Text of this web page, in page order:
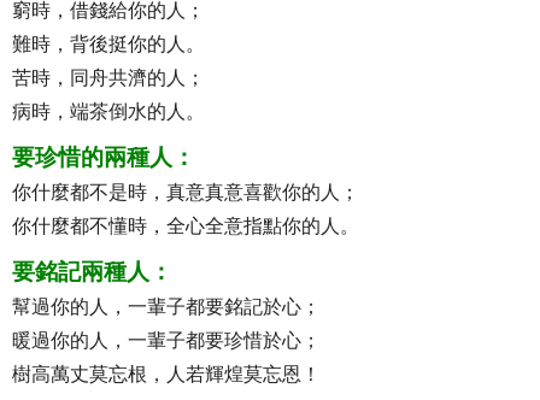
窮時，借錢給你的人；
難時，背後挺你的人。
苦時，同舟共濟的人；
病時，端茶倒水的人。
要珍惜的兩種人：
你什麼都不是時，真意真意喜歡你的人；
你什麼都不懂時，全心全意指點你的人。
要銘記兩種人：
幫過你的人，一輩子都要銘記於心；
暖過你的人，一輩子都要珍惜於心；
樹高萬丈莫忘根，人若輝煌莫忘恩！